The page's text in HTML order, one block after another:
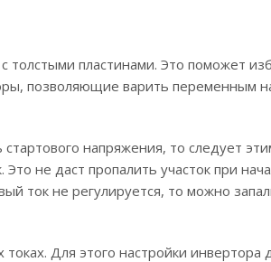
пластинами. Это поможет
позволяющие варить переменным
напряжения, то следует
не даст пропалить участок при
ток не регулируется, то можно
токах. Для этого настройки